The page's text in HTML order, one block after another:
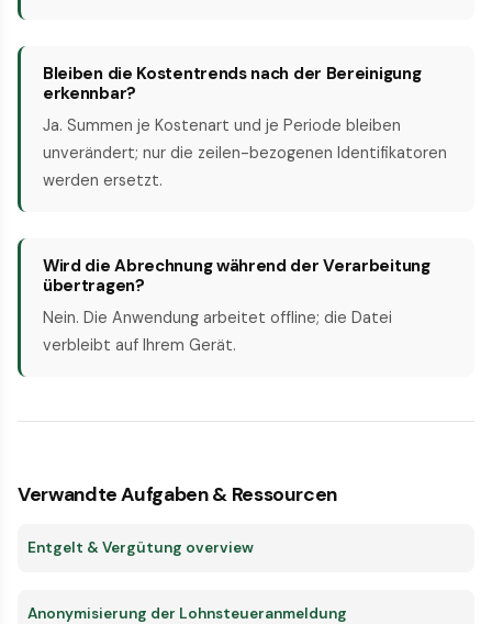
Bleiben die Kostentrends nach der Bereinigung
erkennbar?
Ja. Summen je Kostenart und je Periode bleiben
unverändert; nur die zeilen-bezogenen Identifikatoren
werden ersetzt.
Wird die Abrechnung während der Verarbeitung
übertragen?
Nein. Die Anwendung arbeitet offline; die Datei
verbleibt auf Ihrem Gerät.
Verwandte Aufgaben & Ressourcen
Entgelt & Vergütung overview
Anonymisierung der Lohnsteueranmeldung